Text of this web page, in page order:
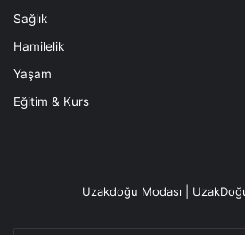
Sağlık
Hamilelik
Yaşam
Eğitim & Kurs
Uzakdoğu Modası |